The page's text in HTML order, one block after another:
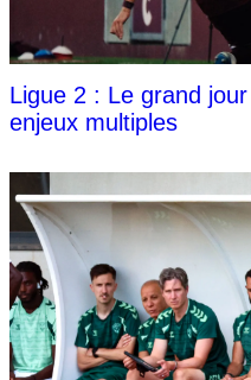
Ligue 2 : Le grand
enjeux multiples